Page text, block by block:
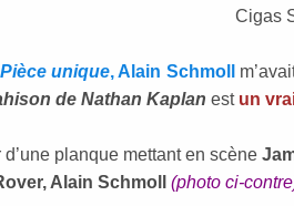
Cigas
Pièce unique,Alain Schmoll
de Nathan Kaplan est un
d’une planque mettant en scène
Alain Schmoll
(photo ci-